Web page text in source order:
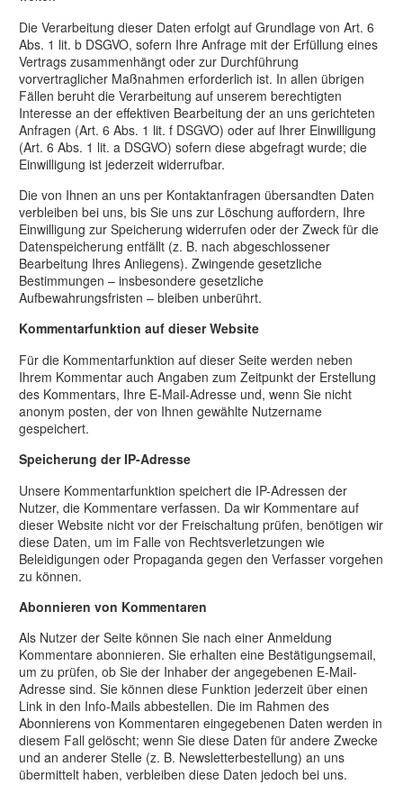
Die Verarbeitung dieser Daten erfolgt auf Grundlage von Art. 6
Abs. 1 lit. b DSGVO, sofern Ihre Anfrage mit der Erfüllung eines
Vertrags zusammenhängt oder zur Durchführung
vorvertraglicher Maßnahmen erforderlich ist. In allen übrigen
Fällen beruht die Verarbeitung auf unserem berechtigten
Interesse an der effektiven Bearbeitung der an uns gerichteten
Anfragen (Art. 6 Abs. 1 lit. f DSGVO) oder auf Ihrer Einwilligung
(Art. 6 Abs. 1 lit. a DSGVO) sofern diese abgefragt wurde; die
Einwilligung ist jederzeit widerrufbar.
Die von Ihnen an uns per Kontaktanfragen übersandten Daten
verbleiben bei uns, bis Sie uns zur Löschung auffordern, Ihre
Einwilligung zur Speicherung widerrufen oder der Zweck für die
Datenspeicherung entfällt (z. B. nach abgeschlossener
Bearbeitung Ihres Anliegens). Zwingende gesetzliche
Bestimmungen – insbesondere gesetzliche
Aufbewahrungsfristen – bleiben unberührt.
Kommentar­funktion auf dieser Website
Für die Kommentarfunktion auf dieser Seite werden neben
Ihrem Kommentar auch Angaben zum Zeitpunkt der Erstellung
des Kommentars, Ihre E-Mail-Adresse und, wenn Sie nicht
anonym posten, der von Ihnen gewählte Nutzername
gespeichert.
Speicherung der IP-Adresse
Unsere Kommentarfunktion speichert die IP-Adressen der
Nutzer, die Kommentare verfassen. Da wir Kommentare auf
dieser Website nicht vor der Freischaltung prüfen, benötigen wir
diese Daten, um im Falle von Rechtsverletzungen wie
Beleidigungen oder Propaganda gegen den Verfasser vorgehen
zu können.
Abonnieren von Kommentaren
Als Nutzer der Seite können Sie nach einer Anmeldung
Kommentare abonnieren. Sie erhalten eine Bestätigungsemail,
um zu prüfen, ob Sie der Inhaber der angegebenen E-Mail-
Adresse sind. Sie können diese Funktion jederzeit über einen
Link in den Info-Mails abbestellen. Die im Rahmen des
Abonnierens von Kommentaren eingegebenen Daten werden in
diesem Fall gelöscht; wenn Sie diese Daten für andere Zwecke
und an anderer Stelle (z. B. Newsletterbestellung) an uns
übermittelt haben, verbleiben diese Daten jedoch bei uns.